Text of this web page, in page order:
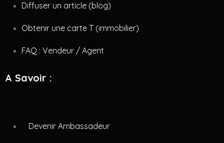
Diffuser un article (blog)
Obtenir une carte T (immobilier)
FAQ : Vendeur / Agent
A Savoir :
Devenir Ambassadeur